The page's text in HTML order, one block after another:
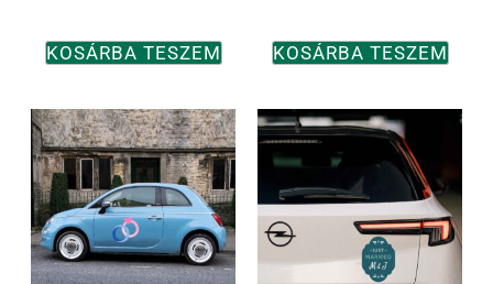
KOSÁRBA TESZEM KOSÁRBA TESZEM